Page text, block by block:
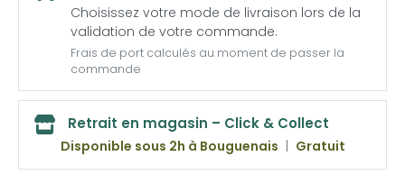
Choisissez votre mode de livraison lors de la
validation de votre commande.
Frais de port calculés au moment de passer la
commande
Retrait en magasin – Click & Collect
Disponible sous 2h à Bouguenais | Gratuit